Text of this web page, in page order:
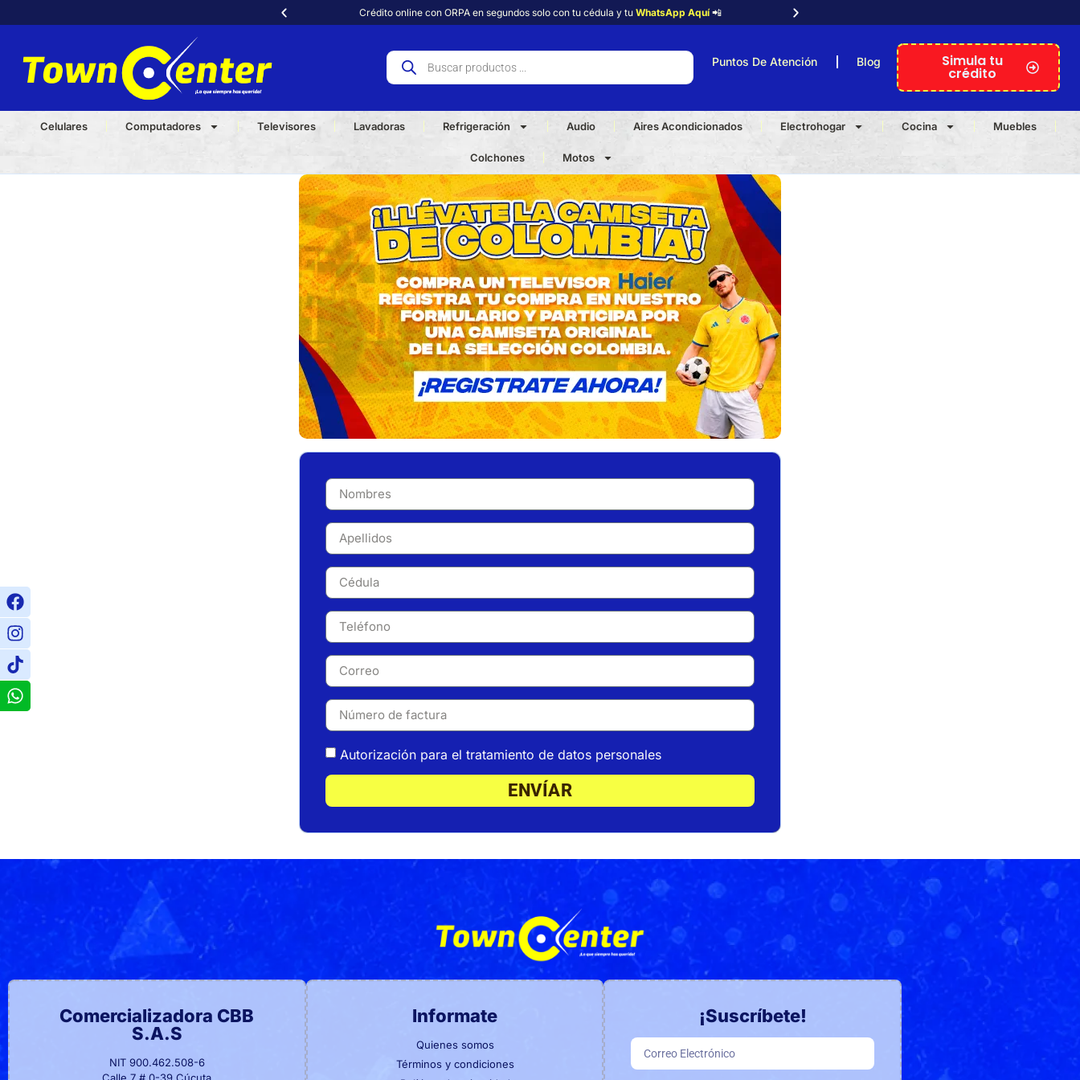
Crédito online con ORPA en segundos solo con tu cédula y tu WhatsApp Aquí📲
Puntos De Atención Blog Simula tu
crédito
Celulares Computadores Televisores Lavadoras Refrigeración Audio Aires Acondicionados Electrohogar Cocina Muebles
Colchones Motos
Autorización para el tratamiento de datos personales
ENVÍAR
Comercializadora CBB
S.A.S
NIT 900.462.508-6
Informate
Quienes somos
Términos y condiciones
¡Suscríbete!